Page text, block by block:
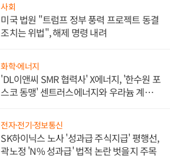
사회
미국 법원 "트럼프 정부 풍력 프로젝트 동결
조치는 위법", 해제 명령 내려
화학·에너지
'DL이앤씨 SMR 협력사' X에너지, '한수원 포
스코 동맹' 센트러스에너지와 우라늄 계약
전자·전기·정보통신
SK하이닉스 노사 '성과급 주식지급' 평행선,
곽노정 'N% 성과급' 법적 논란 벗을지 주목